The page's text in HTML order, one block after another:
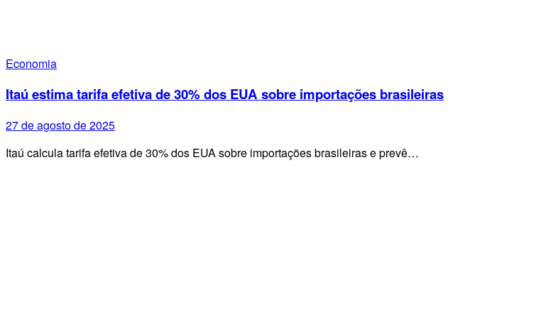
Economia
Itaú estima tarifa efetiva de 30% dos EUA sobre importações brasileiras
27 de agosto de 2025
Itaú calcula tarifa efetiva de 30% dos EUA sobre importações brasileiras e prevê…